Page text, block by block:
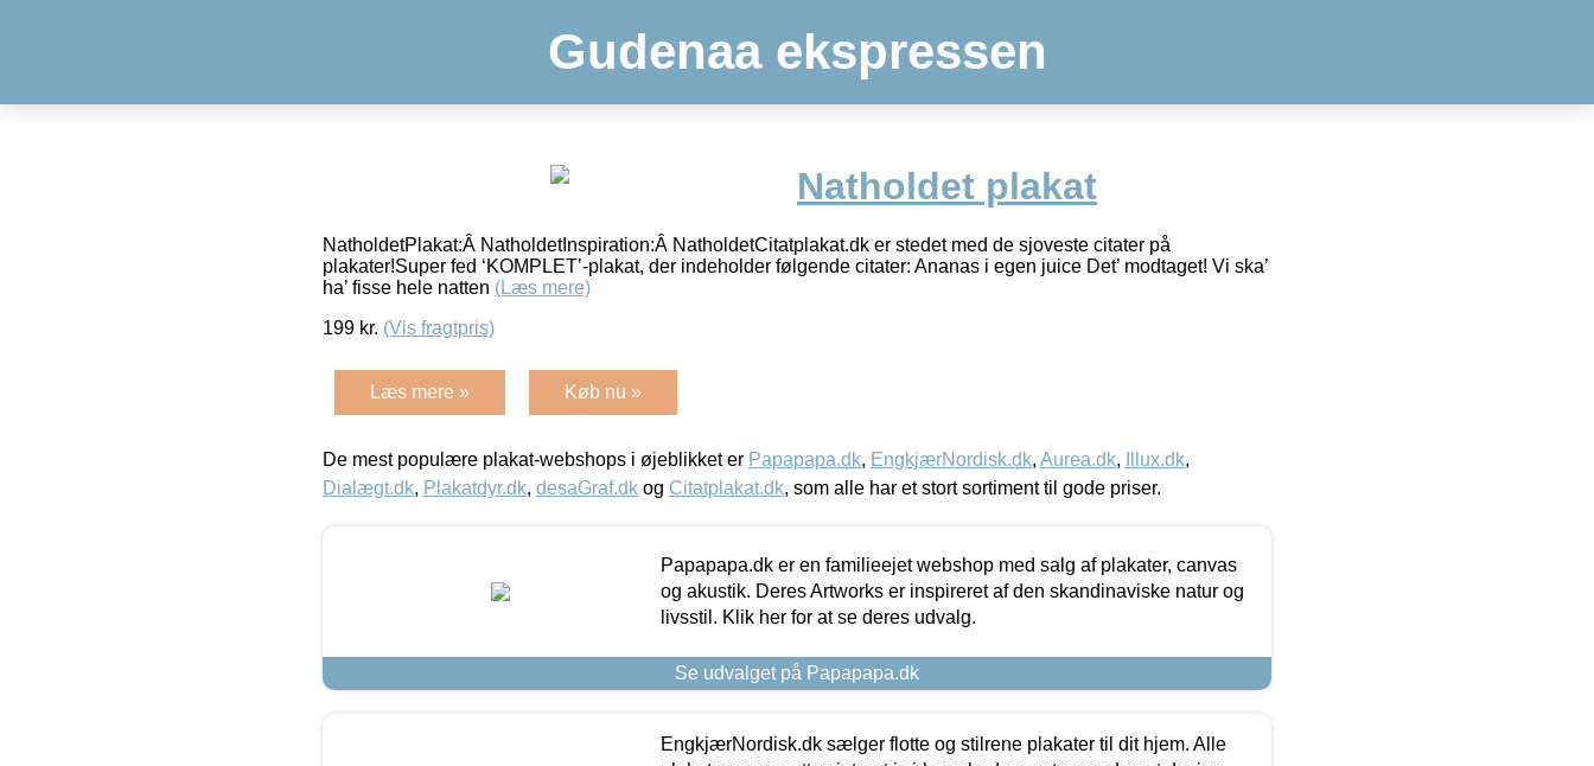
Gudenaa ekspressen
Natholdet plakat
NatholdetPlakat:Â NatholdetInspiration:Â NatholdetCitatplakat.dk er stedet med de sjoveste citater på
plakater!Super fed ‘KOMPLET’-plakat, der indeholder følgende citater: Ananas i egen juice Det’ modtaget! Vi ska’
ha’ fisse hele natten (Læs mere)
199 kr. (Vis fragtpris)
Læs mere » Køb nu »
De mest populære plakat-webshops i øjeblikket er Papapapa.dk, EngkjærNordisk.dk, Aurea.dk, Illux.dk,
Dialægt.dk, Plakatdyr.dk, desaGraf.dk og Citatplakat.dk, som alle har et stort sortiment til gode priser.
Papapapa.dk er en familieejet webshop med salg af plakater, canvas
og akustik. Deres Artworks er inspireret af den skandinaviske natur og
livsstil. Klik her for at se deres udvalg.
Se udvalget på Papapapa.dk
EngkjærNordisk.dk sælger flotte og stilrene plakater til dit hjem. Alle